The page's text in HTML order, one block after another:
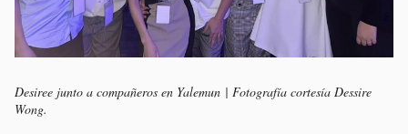
Desiree junto a compañeros en Yalemun | Fotografía cortesía Dessire
Wong.